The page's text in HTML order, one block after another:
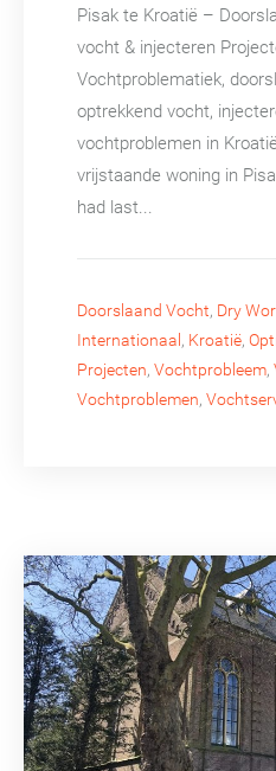
Pisak te Kroatië –
vocht & injecteren
Vochtproblematiek,
optrekkend vocht,
vochtproblemen in
vrijstaande woning in
had last...
Doorslaand Vocht, Dry
Internationaal, Kroatië,
Projecten, Vochtprobleem,
Vochtproblemen,